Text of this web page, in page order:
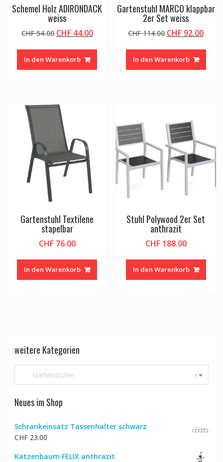
Schemel Holz ADIRONDACK
weiss
CHF54.00 Ursprünglicher
war:
CHF 54.00
CHF44.00Aktueller
In den Warenkorb
Gartenstuhl MARCO klappbar
2er Set weiss
CHF114.00
war:
CHF 114.00
CHF 92.00
In den Warenkorb
Gartenstuhl Textilene
stapelbar
CHF76.00
In den Warenkorb
Stuhl Polywood 2er Set
anthrazit
CHF188.00
In den Warenkorb
weitere Kategorien
×
Gartenstühle
Neues im Shop
Schrankeinsatz Tassenhalter schwarz
CHF23.00
Katzenbaum FELIX anthrazit